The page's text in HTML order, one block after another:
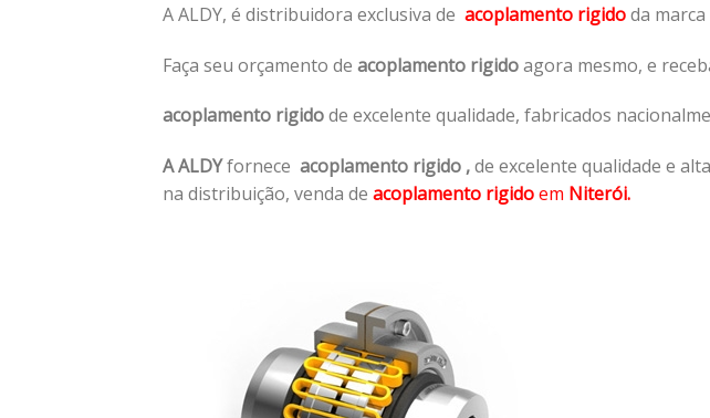
A ALDY, é distribuidora exclusiva de acoplamento rigidoda
Faça seu orçamento de acoplamento rigidoagora mesmo, e
acoplamento rigidode excelente qualidade, fabricados
A ALDYfornece acoplamento rigido ,de excelente qualidade e
na distribuição, venda de acoplamento rigidoem Niterói.